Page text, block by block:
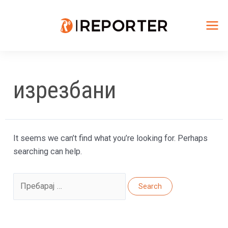
изрезбани
It seems we can’t find what you’re looking for. Perhaps
searching can help.